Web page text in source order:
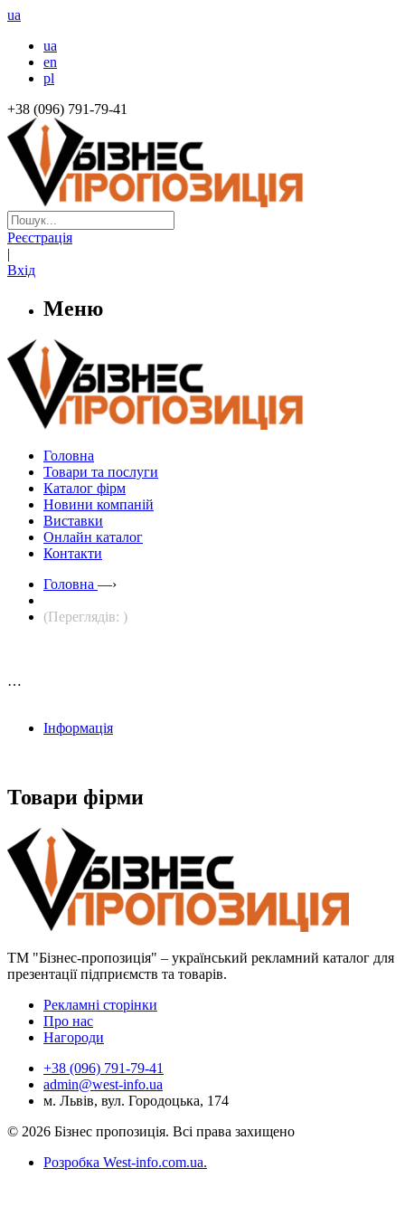
ua
ua
en
pl
+38 (096) 791-79-41
Реєстрація
|
Вхід
Меню
Головна
Товари та послуги
Каталог фірм
Новини компаній
Виставки
Онлайн каталог
Контакти
Головна —›
(Переглядів: )
…
Інформація
Товари фірми
ТМ "Бізнес-пропозиція" – український рекламний каталог для
презентації підприємств та товарів.
Рекламні сторінки
Про нас
Нагороди
+38 (096) 791-79-41
admin@west-info.ua
м. Львів, вул. Городоцька, 174
© 2026 Бізнес пропозиція. Всі права захищено
Розробка West-info.com.ua.